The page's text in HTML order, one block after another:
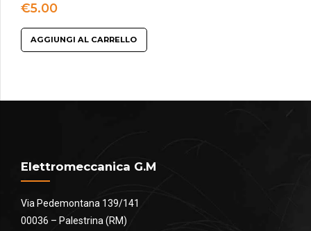
€5.00
AGGIUNGI AL CARRELLO
Elettromeccanica G.M
Via Pedemontana 139/141
00036 – Palestrina (RM)